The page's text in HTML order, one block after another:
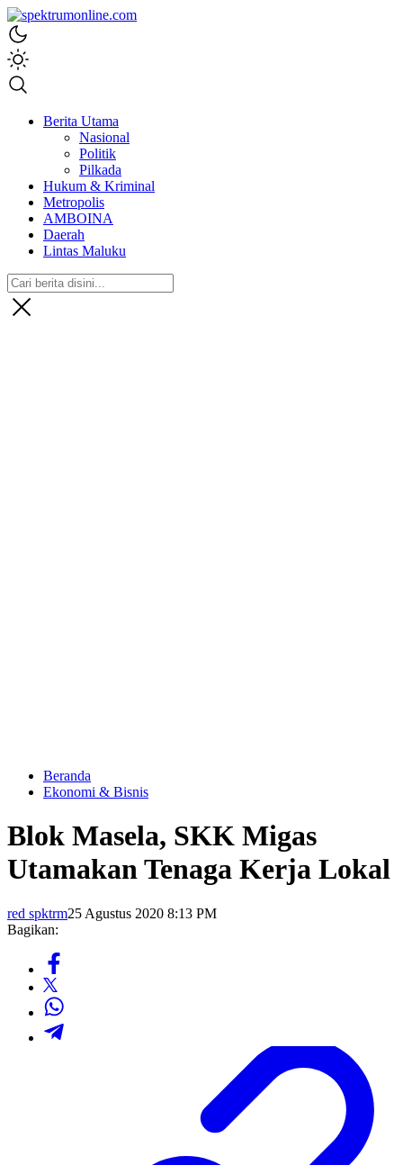
spektrumonline.com
Berita Utama
Nasional
Politik
Pilkada
Hukum & Kriminal
Metropolis
AMBOINA
Daerah
Lintas Maluku
Beranda
Ekonomi & Bisnis
Blok Masela, SKK Migas
Utamakan Tenaga Kerja Lokal
red spktrm25 Agustus 2020 8:13 PM
Bagikan: